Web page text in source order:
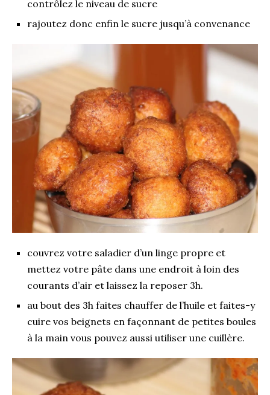
contrôlez le niveau de sucre
rajoutez donc enfin le sucre jusqu’à convenance
couvrez votre saladier d’un linge propre et
mettez votre pâte dans une endroit à loin des
courants d’air et laissez la reposer 3h.
au bout des 3h faites chauffer de l’huile et faites-y
cuire vos beignets en façonnant de petites boules
à la main vous pouvez aussi utiliser une cuillère.